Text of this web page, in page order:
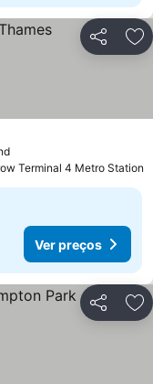
Partilhar
Ver preços
preços
Terminal 4 Metro Station
Ver preços
Partilhar